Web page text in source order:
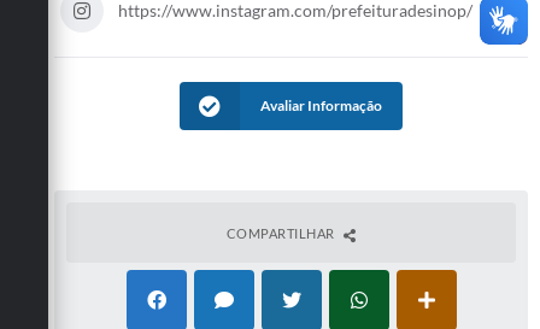
https://www.instagram.com/prefeituradesinop/
Avaliar Informação
COMPARTILHAR